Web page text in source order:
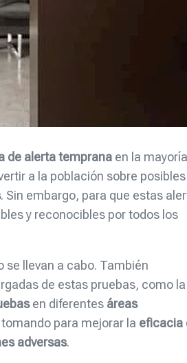
de alerta temprana en la
a la población sobre posibles
. Sin embargo, para que estas
y reconocibles por todos los
se llevan a cabo. También
de estas pruebas, como la
en diferentes áreas
para mejorar la eficacia
adversas.